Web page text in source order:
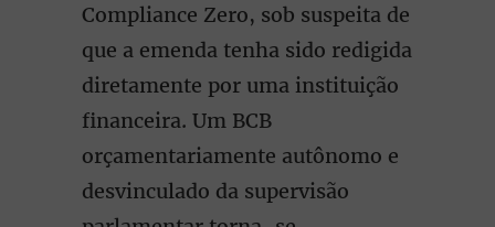
Compliance Zero, sob suspeita de
que a emenda tenha sido redigida
diretamente por uma instituição
financeira. Um BCB
orçamentariamente autônomo e
desvinculado da supervisão